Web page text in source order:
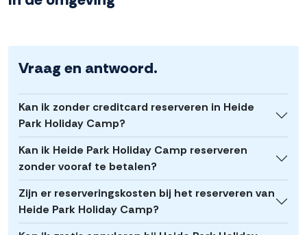
Vraag en antwoord.
Kan ik zonder creditcard reserveren in Heide
Park Holiday Camp?
Kan ik Heide Park Holiday Camp reserveren
zonder vooraf te betalen?
Zijn er reserveringskosten bij het reserveren van
Heide Park Holiday Camp?